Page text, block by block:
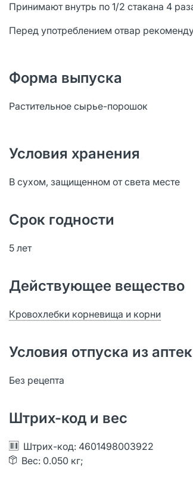
Принимают внутрь по 1/2 стакана 4
Перед употреблением отвар
Форма выпуска
Растительное сырье-порошок
Условия хранения
В сухом, защищенном от света месте
Срок годности
5 лет
Действующее вещество
Кровохлебки корневища и корни
Условия отпуска из аптек
Без рецепта
Штрих-код и вес
Штрих-код: 4601498003922
Вес: 0.050 кг;